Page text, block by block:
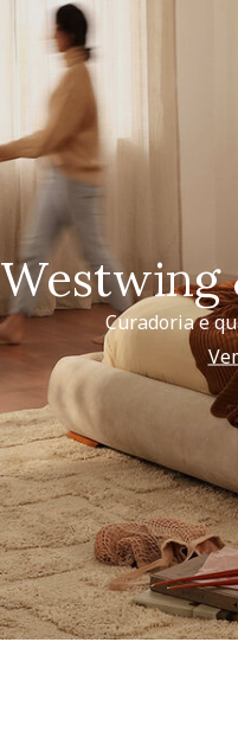
Westwing
Curadoria e